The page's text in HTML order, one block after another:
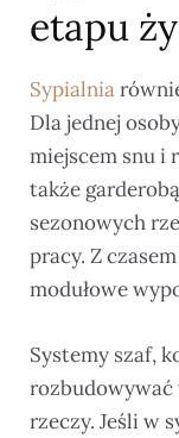
etapu
Sypialnia
Dla jednej
miejscem snu i
także
sezonowych
pracy. Z
modułowe
Systemy szaf,
rozbudowywać
rzeczy. Jeśli w